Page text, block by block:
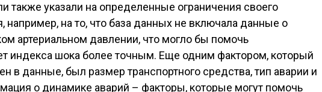
также указали на определенные ограничения своего
например, на то, что база данных не включала данные о
артериальном давлении, что могло бы помочь
индекса шока более точным. Еще одним фактором, который
в данные, был размер транспортного средства, тип аварии и
о динамике аварий – факторы, которые могут помочь